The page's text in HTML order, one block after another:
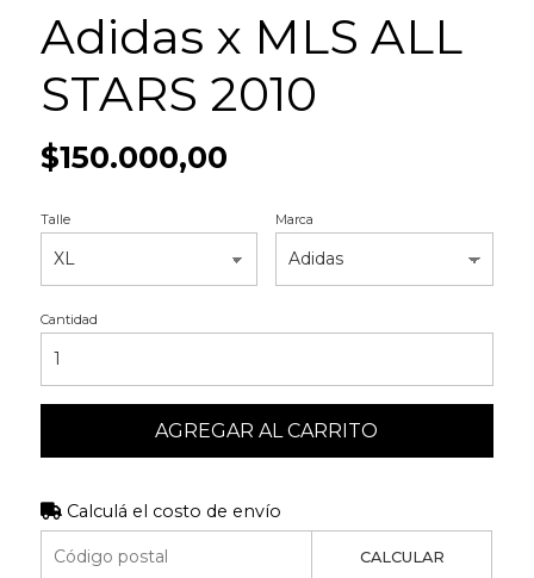
Adidas x MLS ALL
STARS 2010
$150.000,00
Talle Marca
Cantidad
AGREGAR AL CARRITO
Calculá el costo de envío
CALCULAR